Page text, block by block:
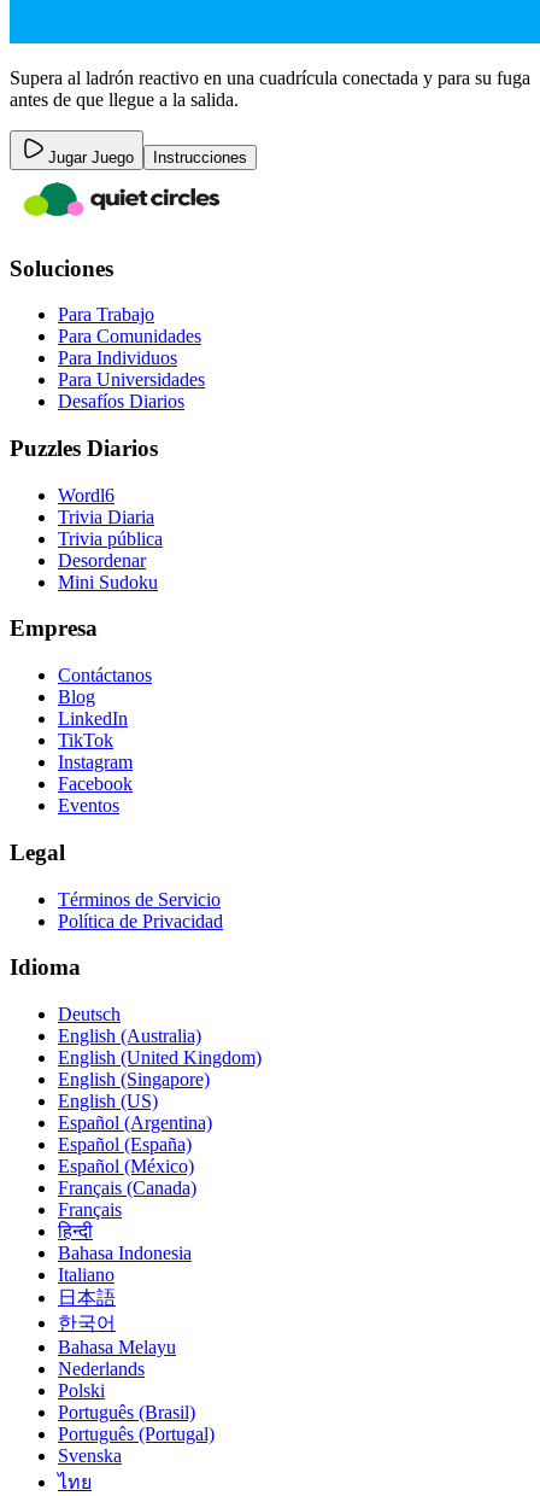
Supera al ladrón reactivo en una cuadrícula conectada y para su fuga
antes de que llegue a la salida.
Jugar Juego Instrucciones
Soluciones
Para Trabajo
Para Comunidades
Para Individuos
Para Universidades
Desafíos Diarios
Puzzles Diarios
Wordl6
Trivia Diaria
Trivia pública
Desordenar
Mini Sudoku
Empresa
Contáctanos
Blog
LinkedIn
TikTok
Instagram
Facebook
Eventos
Legal
Términos de Servicio
Política de Privacidad
Idioma
Deutsch
English (Australia)
English (United Kingdom)
English (Singapore)
English (US)
Español (Argentina)
Español (España)
Español (México)
Français (Canada)
Français
हिन्दी
Bahasa Indonesia
Italiano
日本語
한국어
Bahasa Melayu
Nederlands
Polski
Português (Brasil)
Português (Portugal)
Svenska
ไทย